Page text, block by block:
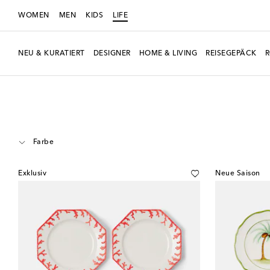
WOMEN MEN KIDS LIFE
NEU & KURATIERT DESIGNER HOME & LIVING REISEGEPÄCK
Farbe
Exklusiv Neue Saison